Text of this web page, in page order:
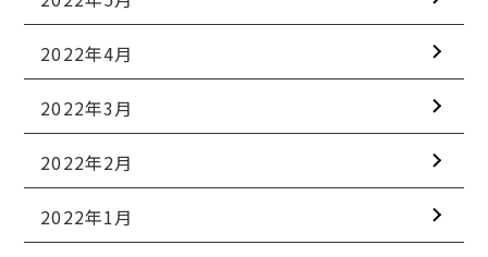
2022年4月
2022年3月
2022年2月
2022年1月